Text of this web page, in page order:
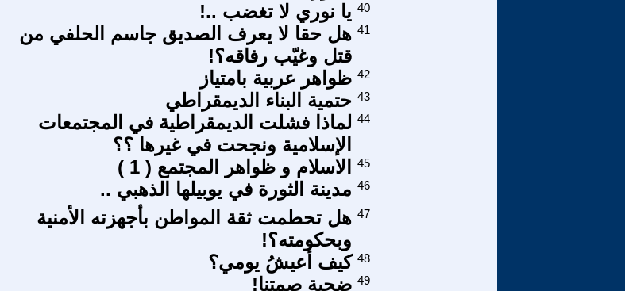
يا نوري لا تغضب ..‍! 40
هل حقا لا يعرف الصديق جاسم الحلفي من
قتل وغيّب رفاقه؟!
41
ظواهر عربية بامتياز 42
حتمية البناء الديمقراطي 43
لماذا فشلت الديمقراطية في المجتمعات
الإسلامية ونجحت في غيرها ؟؟
44
الاسلام و ظواهر المجتمع ( 1 )
45
مدينة الثورة في يوبيلها الذهبي .. 46
هل تحطمت ثقة المواطن بأجهزته الأمنية
وبحكومته؟!
47
كيف أعيشُ يومي؟ 48
ضحية صمتنا! 49